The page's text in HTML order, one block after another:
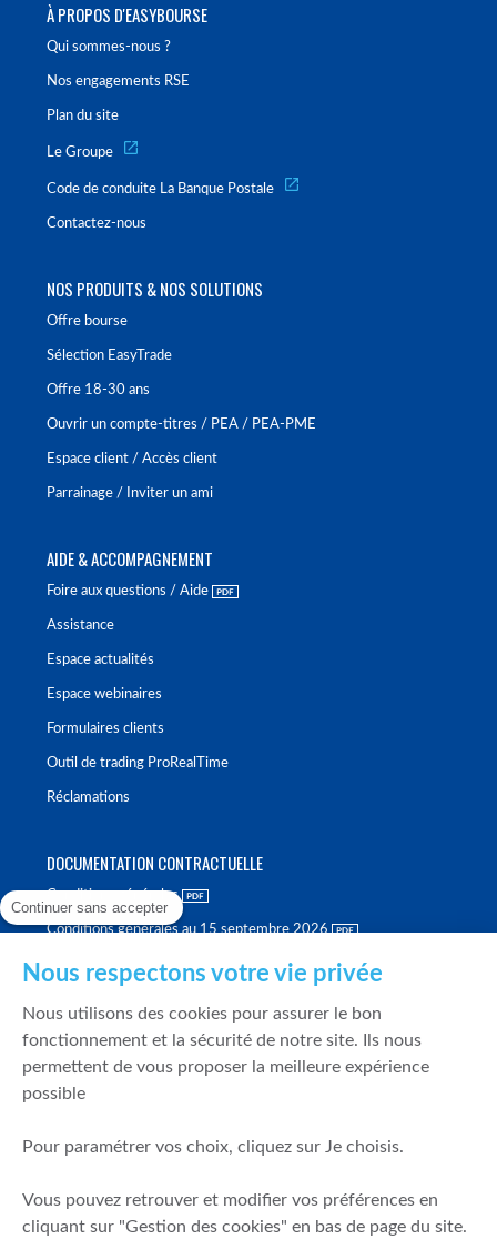
À PROPOS D'EASYBOURSE
Qui sommes-nous ?
Nos engagements RSE
Plan du site
Le Groupe
Code de conduite La Banque Postale
Contactez-nous
NOS PRODUITS & NOS SOLUTIONS
Offre bourse
Sélection EasyTrade
Offre 18-30 ans
Ouvrir un compte-titres / PEA / PEA-PME
Espace client / Accès client
Parrainage / Inviter un ami
AIDE & ACCOMPAGNEMENT
Foire aux questions / Aide
Assistance
Espace actualités
Espace webinaires
Formulaires clients
Outil de trading ProRealTime
Réclamations
DOCUMENTATION CONTRACTUELLE
Conditions générales
Conditions générales au 15 septembre 2026
Politique de meilleure sélection
Politique de durabilité
Fonds de garantie des dépôts et de résolution
Mentions légales
Prévention de la fraude
Continuer sans accepter
Nous respectons votre vie privée
Nous utilisons des cookies pour assurer le bon
fonctionnement et la sécurité de notre site. Ils nous
permettent de vous proposer la meilleure expérience
possible
Pour paramétrer vos choix, cliquez sur Je choisis.
Vous pouvez retrouver et modifier vos préférences en
cliquant sur "Gestion des cookies" en bas de page du site.